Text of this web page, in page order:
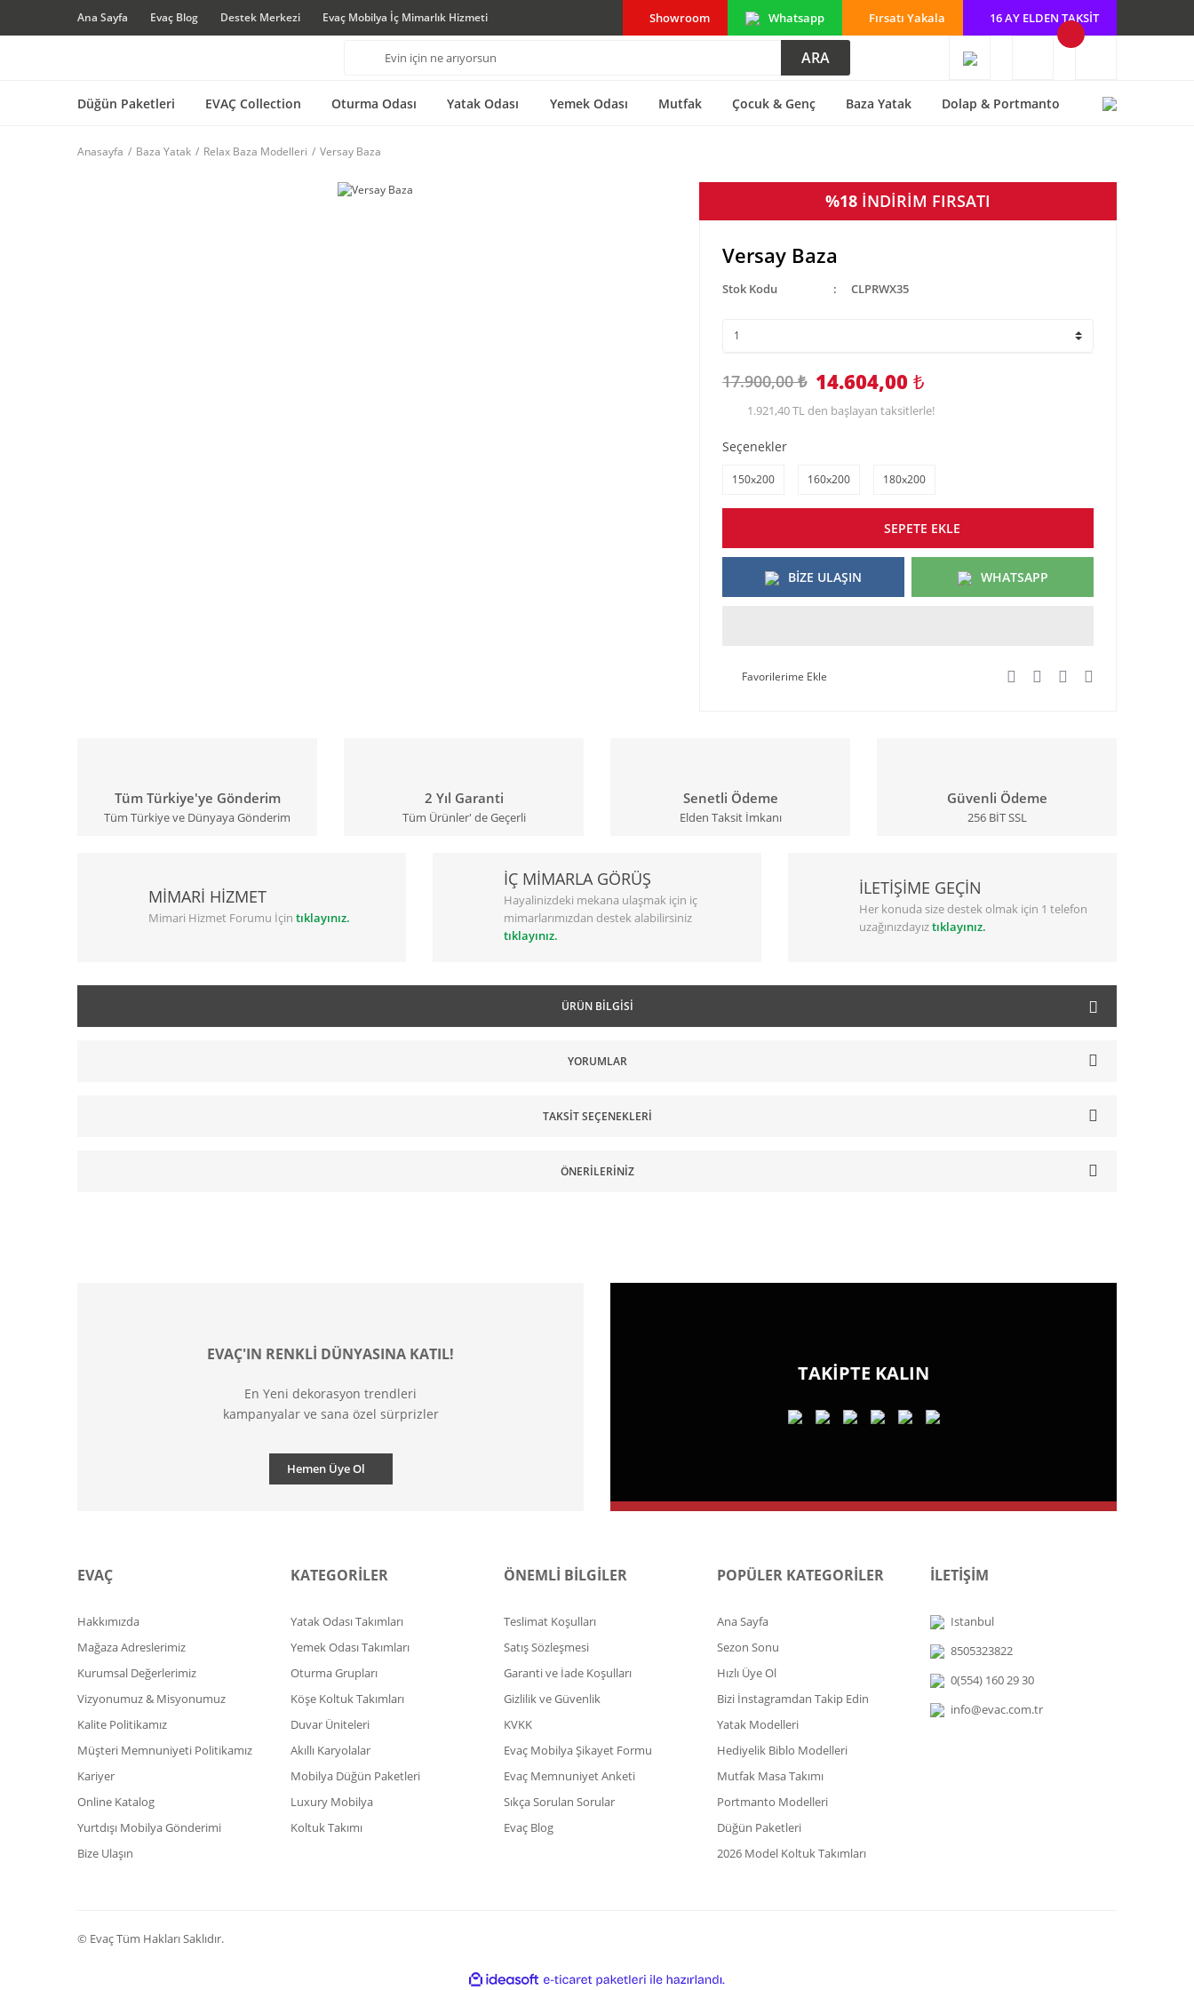
Ana Sayfa Evaç Blog Destek Merkezi Evaç Mobilya İç Mimarlık Hizmeti Showroom Whatsapp Fırsatı Yakala 16 AY ELDEN TAKSİT
ARA
Düğün Paketleri EVAÇ Collection Oturma Odası Yatak Odası Yemek Odası Mutfak Çocuk & Genç Baza Yatak Dolap & Portmanto
Anasayfa Baza Yatak Relax Baza Modelleri Versay Baza
%18 İNDİRİM FIRSATI
Versay Baza
Stok Kodu CLPRWX35
17.900,00 ₺ 14.604,00 ₺
1.921,40 TL den başlayan taksitlerle!
Seçenekler
150x200 160x200 180x200
SEPETE EKLE
BİZE ULAŞIN WHATSAPP
Tüm Türkiye'ye Gönderim
Tüm Türkiye ve Dünyaya Gönderim
2 Yıl Garanti
Tüm Ürünler' de Geçerli
Senetli Ödeme
Elden Taksit İmkanı
Güvenli Ödeme
256 BİT SSL
MİMARİ HİZMET
Mimari Hizmet Forumu İçin tıklayınız.
İÇ MİMARLA GÖRÜŞ
Hayalinizdeki mekana ulaşmak için iç
mimarlarımızdan destek alabilirsiniz
tıklayınız.
İLETİŞİME GEÇİN
Her konuda size destek olmak için 1 telefon
uzağınızdayıztıklayınız.
ÜRÜN BILGISI
YORUMLAR
TAKSIT SEÇENEKLERI
ÖNERILERINIZ
EVAÇ'IN RENKLİ DÜNYASINA KATIL!
En Yeni dekorasyon trendleri
kampanyalar ve sana özel sürprizler
Hemen Üye Ol
TAKİPTE KALIN
EVAÇ
Hakkımızda
Mağaza Adreslerimiz
Kurumsal Değerlerimiz
Vizyonumuz & Misyonumuz
Kalite Politikamız
Müşteri Memnuniyeti Politikamız
Kariyer
Online Katalog
Yurtdışı Mobilya Gönderimi
Bize Ulaşın
KATEGORİLER
Yatak Odası Takımları
Yemek Odası Takımları
Oturma Grupları
Köşe Koltuk Takımları
Duvar Üniteleri
Akıllı Karyolalar
Mobilya Düğün Paketleri
Luxury Mobilya
Koltuk Takımı
ÖNEMLİ BİLGİLER
Teslimat Koşulları
Satış Sözleşmesi
Garanti ve İade Koşulları
Gizlilik ve Güvenlik
KVKK
Evaç Mobilya Şikayet Formu
Evaç Memnuniyet Anketi
Sıkça Sorulan Sorular
Evaç Blog
POPÜLER KATEGORİLER
Ana Sayfa
Sezon Sonu
Hızlı Üye Ol
Bizi İnstagramdan Takip Edin
Yatak Modelleri
Hediyelik Biblo Modelleri
Mutfak Masa Takımı
Portmanto Modelleri
Düğün Paketleri
2026 Model Koltuk Takımları
İLETİŞİM
Istanbul
8505323822
0(554) 160 29 30
info@evac.com.tr
© Evaç Tüm Hakları Saklıdır.
ideasoft
e-